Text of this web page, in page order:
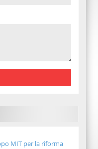
MIT per la riforma